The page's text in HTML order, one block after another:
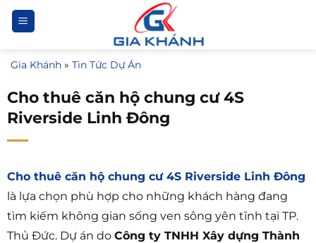
Bỏ
qua
dung
Gia Khánh » Tin Tức Dự Án
Cho thuê căn hộ chung cư 4S
Riverside Linh Đông
Cho thuê căn hộ chung cư 4S Riverside Linh Đông
là lựa chọn phù hợp cho những khách hàng đang
tìm kiếm không gian sống ven sông yên tĩnh tại TP.
Thủ Đức. Dự án do Công ty TNHH Xây dựng Thành